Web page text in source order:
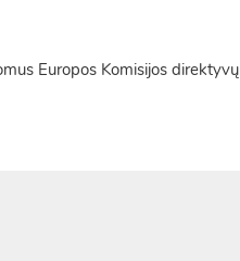
Europos Komisijos direktyvų